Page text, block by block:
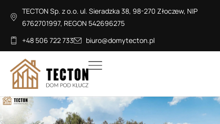
TECTON Sp. z o.o. ul. Sieradzka 38, 98-270 Złoczew, NIP
6762701997, REGON 542696275
+48 506 722 733
biuro@domytecton.pl